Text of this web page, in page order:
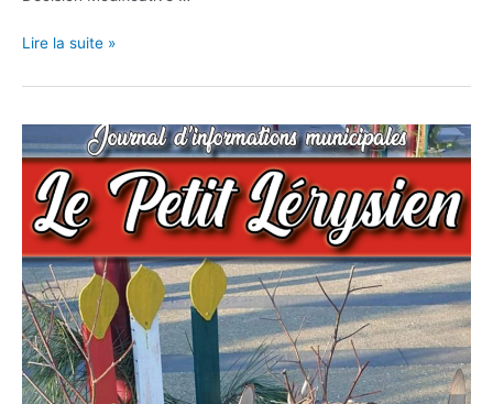
Lire la suite »